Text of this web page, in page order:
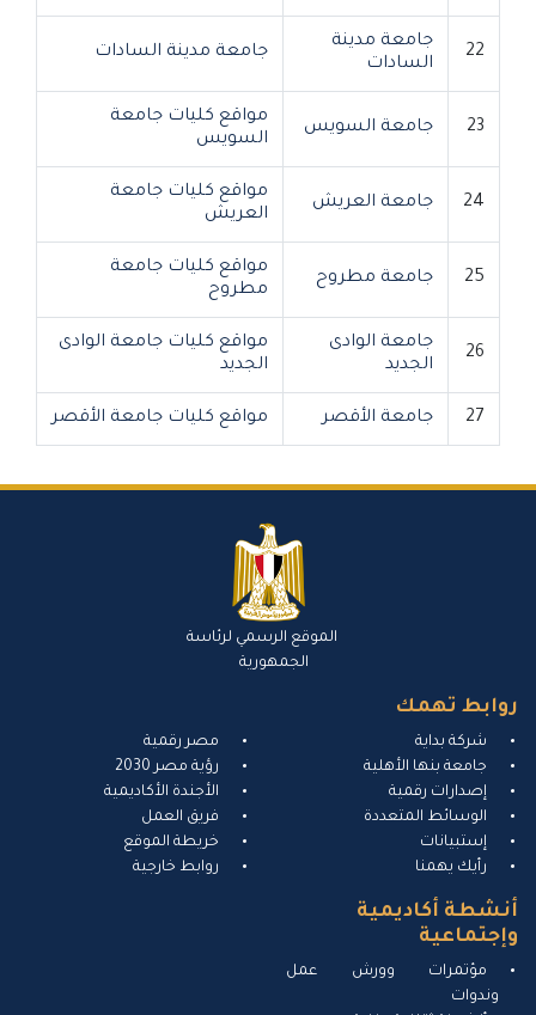
22
جامعة مدينة
السادات
جامعة مدينة السادات
23 جامعة السويس
مواقع كليات جامعة
السويس
24 جامعة العريش
مواقع كليات جامعة
العريش
25 جامعة مطروح
مواقع كليات جامعة
مطروح
26
جامعة الوادى
الجديد
مواقع كليات جامعة الوادى
الجديد
27 جامعة الأقصر مواقع كليات جامعة الأقصر
الموقع الرسمي لرئاسة
الجمهورية
روابط تهمك
شركة بداية
جامعة بنها الأهلية
إصدارات رقمية
الوسائط المتعددة
إستبيانات
رأيك يهمنا
مصر رقمية
رؤية مصر 2030
الأجندة الأكاديمية
فريق العمل
خريطة الموقع
روابط خارجية
أنشطة أكاديمية
وإجتماعية
مؤتمرات وورش عمل
وندوات